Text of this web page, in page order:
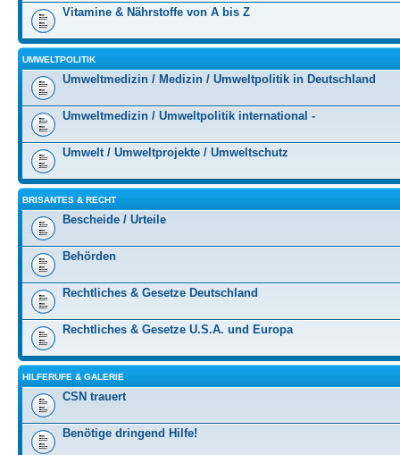
Vitamine & Nährstoffe von A bis Z
UMWELTPOLITIK
Umweltmedizin / Medizin / Umweltpolitik in Deutschland
Umweltmedizin / Umweltpolitik international -
Umwelt / Umweltprojekte / Umweltschutz
BRISANTES & RECHT
Bescheide / Urteile
Behörden
Rechtliches & Gesetze Deutschland
Rechtliches & Gesetze U.S.A. und Europa
HILFERUFE & GALERIE
CSN trauert
Benötige dringend Hilfe!